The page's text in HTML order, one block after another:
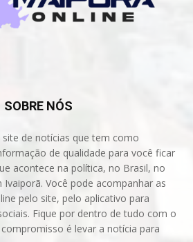
SOBRE NÓS
de notícias que tem como
de qualidade para você ficar
acontece na política, no Brasil, no
Ivaiporã. Você pode acompanhar as
pelo site, pelo aplicativo para
Fique por dentro de tudo com o
é levar a notícia para